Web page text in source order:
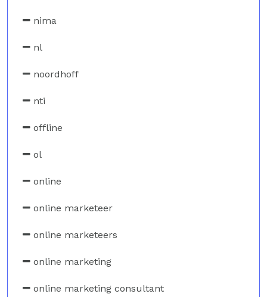
nima
nl
noordhoff
nti
offline
ol
online
online marketeer
online marketeers
online marketing
online marketing consultant